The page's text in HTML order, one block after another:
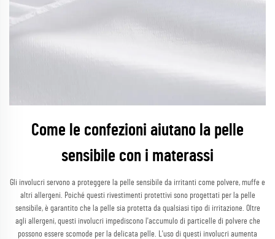
Come le confezioni aiutano la pelle
sensibile con i materassi
Gli involucri servono a proteggere la pelle sensibile da irritanti come polvere, muffe e
altri allergeni. Poiché questi rivestimenti protettivi sono progettati per la pelle
sensibile, è garantito che la pelle sia protetta da qualsiasi tipo di irritazione. Oltre
agli allergeni, questi involucri impediscono l'accumulo di particelle di polvere che
possono essere scomode per la delicata pelle. L'uso di questi involucri aumenta